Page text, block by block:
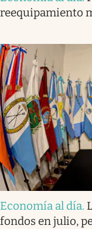
reequipamiento
Economía al día.
fondos en julio,